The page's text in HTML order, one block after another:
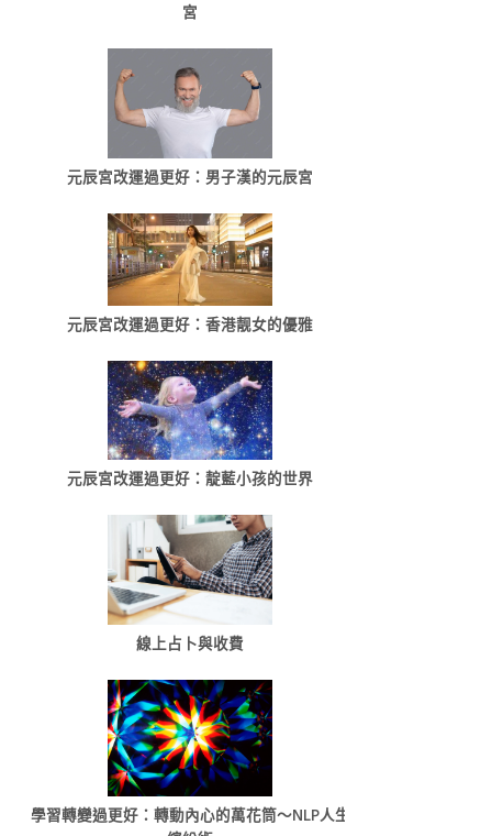
宮
元辰宮改運過更好：男子漢的元辰宮
元辰宮改運過更好：香港靓女的優雅
元辰宮改運過更好：靛藍小孩的世界
線上占卜與收費
學習轉變過更好：轉動內心的萬花筒～NLP人生